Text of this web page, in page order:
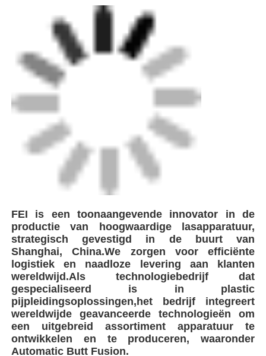
FEI is een toonaangevende innovator in de
productie van hoogwaardige lasapparatuur,
strategisch gevestigd in de buurt van
Shanghai, China.We zorgen voor efficiënte
logistiek en naadloze levering aan klanten
wereldwijd.Als technologiebedrijf dat
gespecialiseerd is in plastic
pijpleidingsoplossingen,het bedrijf integreert
wereldwijde geavanceerde technologieën om
een uitgebreid assortiment apparatuur te
ontwikkelen en te produceren, waaronder
Automatic Butt Fusion.